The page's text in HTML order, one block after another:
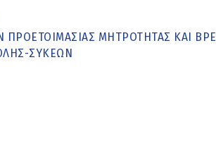
ΠΡΟΕΤΟΙΜΑΣΊΑΣ ΜΗΤΡΌΤΗΤΑΣ ΚΑΙ
ΣΥΚΕΏΝ